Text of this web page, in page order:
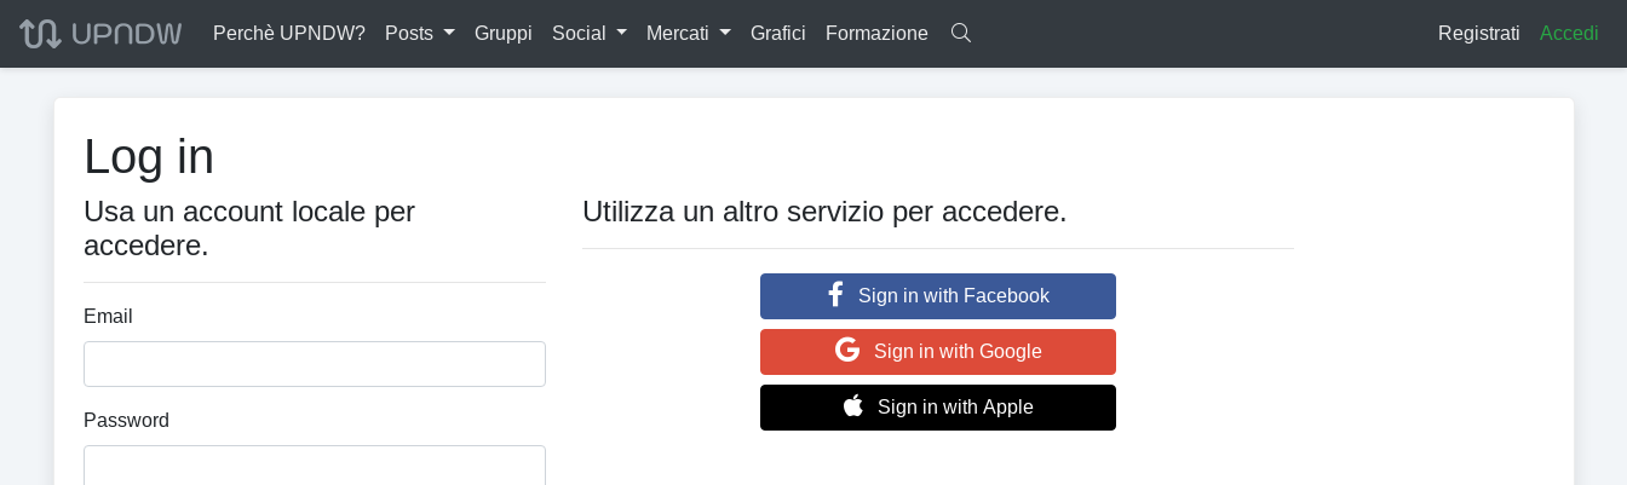
Perchè UPNDW? Posts Gruppi Social Mercati Grafici Formazione Registrati Accedi
Log in
Usa un account locale per
accedere.
Email
Password
Utilizza un altro servizio per accedere.
Sign in with Facebook
Sign in with Google
Sign in with Apple